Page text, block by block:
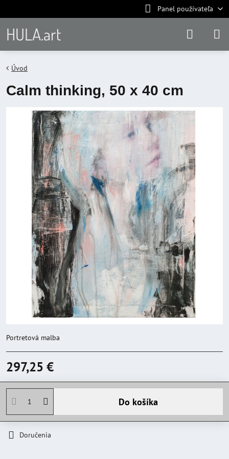
Panel používateľa
HULA.art
Úvod
Calm thinking, 50 x 40 cm
Portretová malba
297,25 €
Do košíka
Doručenia